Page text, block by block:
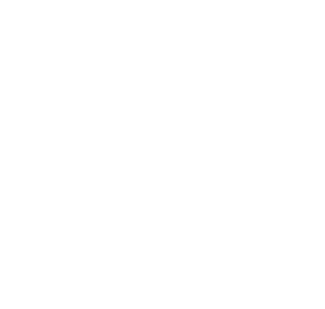
ataque nervionense